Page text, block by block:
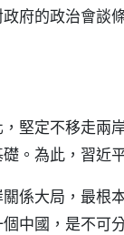
府的政治會談
堅定不移走兩
。為此，習近
係大局，最根
中國，是不可